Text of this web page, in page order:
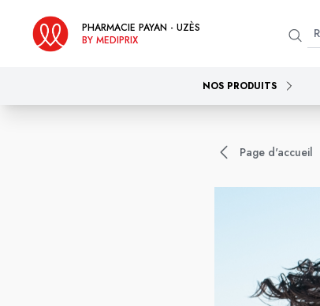
PHARMACIE PAYAN - UZÈS
BY MEDIPRIX
NOS PRODUITS
Page d'accueil